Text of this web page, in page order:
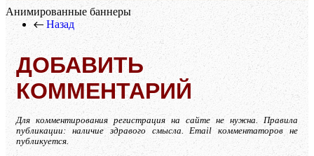
Анимированные баннеры
Назад
ДОБАВИТЬ
КОММЕНТАРИЙ
Для комментирования регистрация на сайте не нужна. Правила
публикации: наличие здравого смысла. Email комментаторов не
публикуется.